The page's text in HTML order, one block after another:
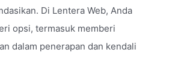
Di Lentera Web, Anda
opsi, termasuk memberi
dalam penerapan dan kendali